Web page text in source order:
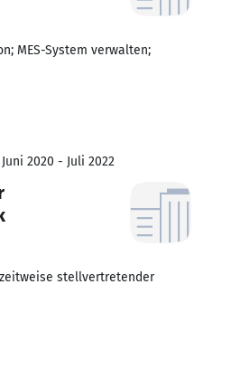
MES-System verwalten;
2020 - Juli 2022
stellvertretender